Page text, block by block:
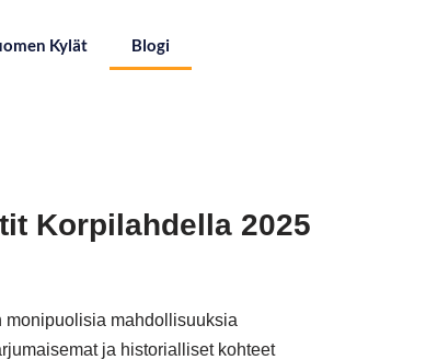
Kylät Blogi
Korpilahdella 2025
monipuolisia mahdollisuuksia
ja historialliset kohteet